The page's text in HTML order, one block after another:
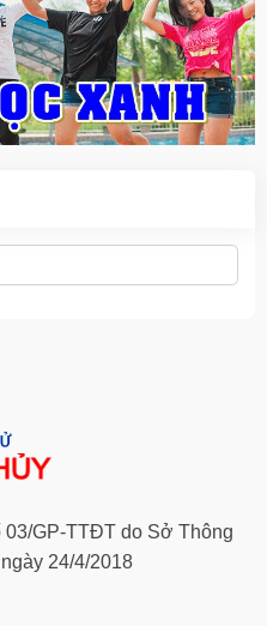
03/GP-TTĐT do Sở Thông
24/4/2018